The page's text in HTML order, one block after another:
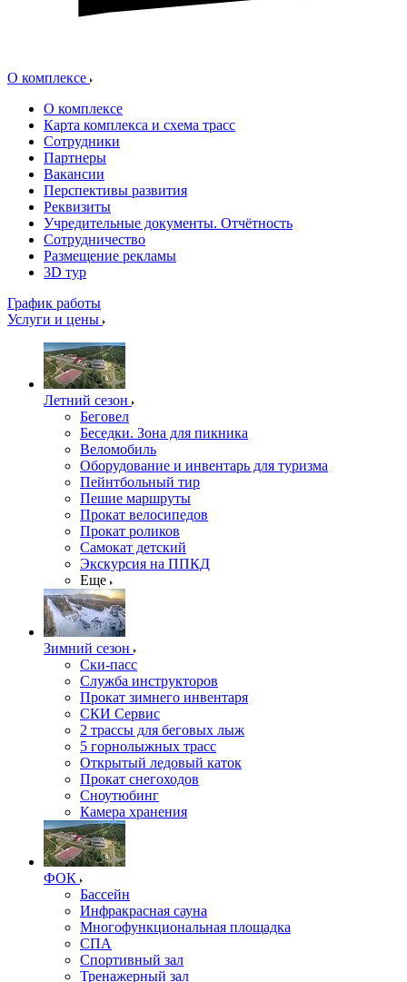
О комплексе
О комплексе
Карта комплекса и схема трасс
Сотрудники
Партнеры
Вакансии
Перспективы развития
Реквизиты
Учредительные документы. Отчётность
Сотрудничество
Размещение рекламы
3D тур
График работы
Услуги и цены
Летний сезон
Беговел
Беседки. Зона для пикника
Веломобиль
Оборудование и инвентарь для туризма
Пейнтбольный тир
Пешие маршруты
Прокат велосипедов
Прокат роликов
Самокат детский
Экскурсия на ППКД
Еще
Зимний сезон
Ски-пасс
Служба инструкторов
Прокат зимнего инвентаря
СКИ Сервис
2 трассы для беговых лыж
5 горнолыжных трасс
Открытый ледовый каток
Прокат снегоходов
Сноутюбинг
Камера хранения
ФОК
Бассейн
Инфракрасная сауна
Многофункциональная площадка
СПА
Спортивный зал
Тренажерный зал